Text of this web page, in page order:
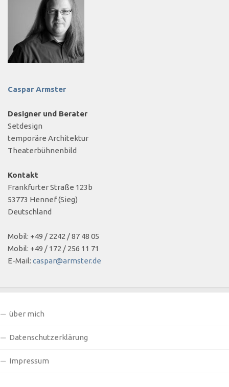
Caspar Armster
Designer und Berater
Setdesign
temporäre Architektur
Theaterbühnenbild
Kontakt
Frankfurter Straße 123b
53773 Hennef (Sieg)
Deutschland
Mobil: +49 / 2242 / 87 48 05
Mobil: +49 / 172 / 256 11 71
E-Mail: caspar@armster.de
über mich
Datenschutzerklärung
Impressum